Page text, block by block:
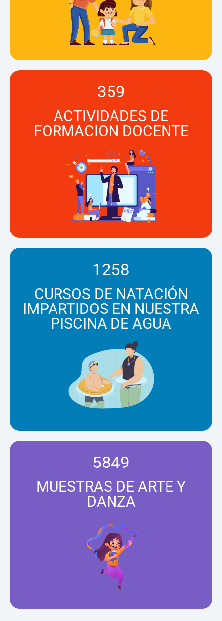
359
ACTIVIDADES DE
FORMACION DOCENTE
1258
CURSOS DE NATACIÓN
IMPARTIDOS EN NUESTRA
PISCINA DE AGUA
5849
MUESTRAS DE ARTE Y
DANZA